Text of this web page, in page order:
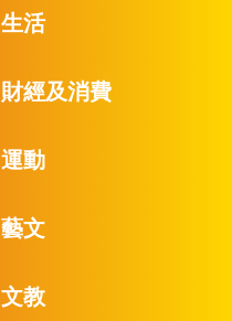
生活
財經及消費
運動
藝文
文教